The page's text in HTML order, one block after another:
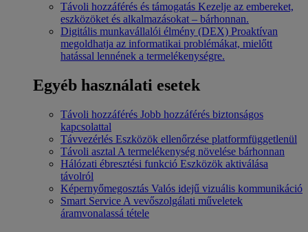
Távoli hozzáférés és támogatás Kezelje az embereket,
eszközöket és alkalmazásokat – bárhonnan.
Digitális munkavállalói élmény (DEX) Proaktívan
megoldhatja az informatikai problémákat, mielőtt
hatással lennének a termelékenységre.
Egyéb használati esetek
Távoli hozzáférés Jobb hozzáférés biztonságos
kapcsolattal
Távvezérlés Eszközök ellenőrzése platformfüggetlenül
Távoli asztal A termelékenység növelése bárhonnan
Hálózati ébresztési funkció Eszközök aktiválása
távolról
Képernyőmegosztás Valós idejű vizuális kommunikáció
Smart Service A vevőszolgálati műveletek
áramvonalassá tétele